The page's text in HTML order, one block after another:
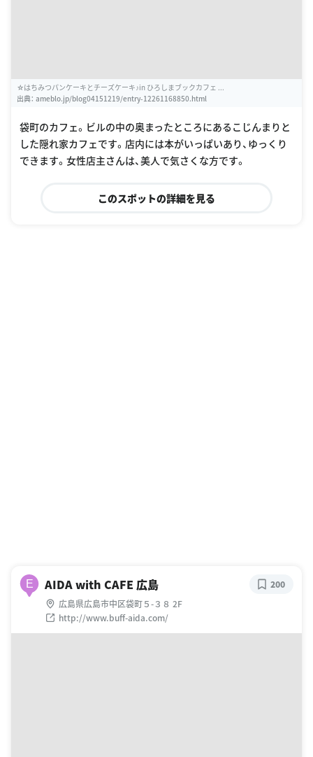
☆はちみつパンケーキとチーズケーキ♪in ひろしまブックカフェ ...
出典： ameblo.jp/blog04151219/entry-12261168850.html
袋町のカフェ。ビルの中の奥まったところにあるこじんまりと
した隠れ家カフェです。店内には本がいっぱいあり、ゆっくり
できます。女性店主さんは、美人で気さくな方です。
このスポットの詳細を見る
E AIDA with CAFE 広島
広島県広島市中区袋町５-３８ 2F
http://www.buff-aida.com/
200